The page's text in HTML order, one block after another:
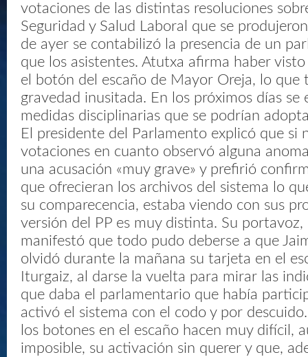
votaciones de las distintas resoluciones
Seguridad y Salud Laboral que se
de ayer se contabilizó la presencia de un
que los asistentes. Atutxa afirma haber
el botón del escaño de Mayor Oreja, lo que
gravedad inusitada. En los próximos días se
medidas disciplinarias que se podrían
El presidente del Parlamento explicó que si
votaciones en cuanto observó alguna
una acusación «muy grave» y prefirió
que ofrecieran los archivos del sistema lo
su comparecencia, estaba viendo con sus
versión del PP es muy distinta. Su portavoz,
manifestó que todo pudo deberse a que
olvidó durante la mañana su tarjeta en el
Iturgaiz, al darse la vuelta para mirar las
que daba el parlamentario que había
activó el sistema con el codo y por
los botones en el escaño hacen muy difícil,
imposible, su activación sin querer y que,